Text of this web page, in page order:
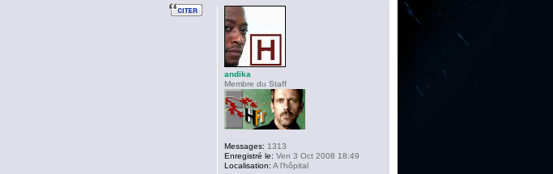
andika
Membre du Staff
Messages: 1313
Enregistré le: Ven 3 Oct 2008 18:49
Localisation: A l'hôpital